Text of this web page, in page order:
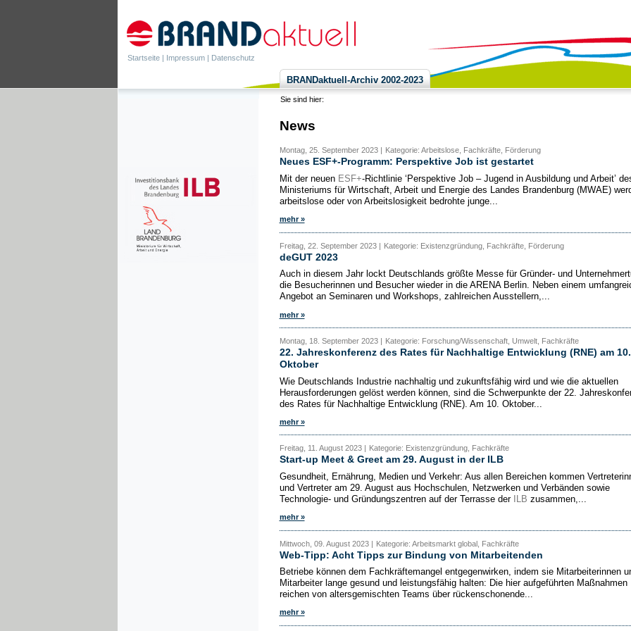
Startseite | Impressum | Datenschutz
BRANDaktuell-Archiv 2002-2023
Sie sind hier:
News
Montag, 25. September 2023 | Kategorie: Arbeitslose, Fachkräfte, Förderung
Neues ESF+-Programm: Perspektive Job ist gestartet
Mit der neuen ESF+-Richtlinie ‘Perspektive Job – Jugend in Ausbildung und Arbeit’
Ministeriums für Wirtschaft, Arbeit und Energie des Landes Brandenburg (MWAE)
arbeitslose oder von Arbeitslosigkeit bedrohte junge...
mehr »
Freitag, 22. September 2023 | Kategorie: Existenzgründung, Fachkräfte, Förderung
deGUT 2023
Auch in diesem Jahr lockt Deutschlands größte Messe für Gründer- und
die Besucherinnen und Besucher wieder in die ARENA Berlin. Neben einem
Angebot an Seminaren und Workshops, zahlreichen Ausstellern,...
mehr »
Montag, 18. September 2023 | Kategorie: Forschung/Wissenschaft, Umwelt, Fachkräfte
22. Jahreskonferenz des Rates für Nachhaltige Entwicklung (RNE) am 10.
Oktober
Wie Deutschlands Industrie nachhaltig und zukunftsfähig wird und wie die aktuellen
Herausforderungen gelöst werden können, sind die Schwerpunkte der 22.
des Rates für Nachhaltige Entwicklung (RNE). Am 10. Oktober...
mehr »
Freitag, 11. August 2023 | Kategorie: Existenzgründung, Fachkräfte
Start-up Meet & Greet am 29. August in der ILB
Gesundheit, Ernährung, Medien und Verkehr: Aus allen Bereichen kommen
und Vertreter am 29. August aus Hochschulen, Netzwerken und Verbänden sowie
Technologie- und Gründungszentren auf der Terrasse der
ILB zusammen,...
mehr »
Mittwoch, 09. August 2023 | Kategorie: Arbeitsmarkt global, Fachkräfte
Web-Tipp: Acht Tipps zur Bindung von Mitarbeitenden
Betriebe können dem Fachkräftemangel entgegenwirken, indem sie Mitarbeiterinnen
Mitarbeiter lange gesund und leistungsfähig halten: Die hier aufgeführten Maßnahmen
reichen von altersgemischten Teams über rückenschonende...
mehr »